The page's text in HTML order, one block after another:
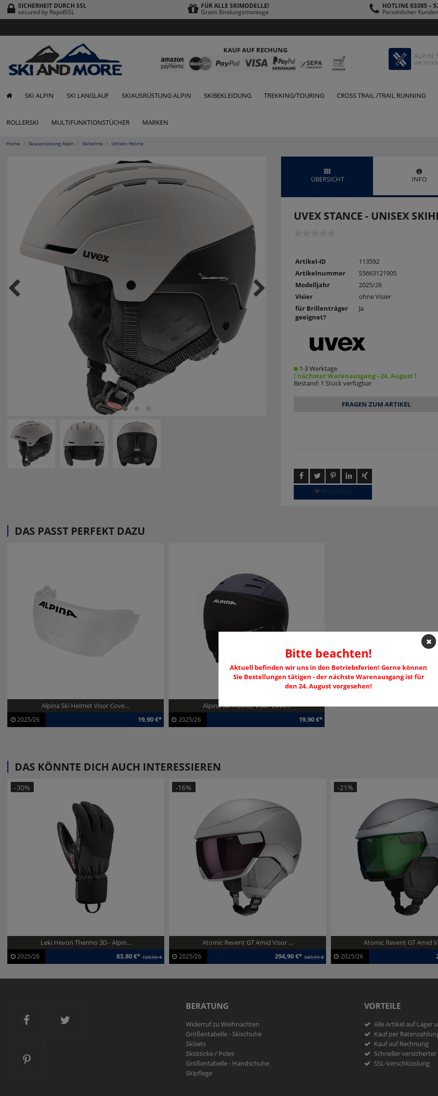
SICHERHEIT DURCH SSL
secured by RapidSSL
FÜR ALLE SKIMODELLE!
Gratis Bindungsmontage
HOTLINE 03385 –
Persönlicher
KAUF AUF RECHUNG
ALPIN
IHR
SKI ALPIN SKI LANGLAUF SKIAUSRÜSTUNG ALPIN SKIBEKLEIDUNG TREKKING/TOURING CROSS TRAIL /TRAIL RUNNING
ROLLERSKI MULTIFUNKTIONSTÜCHER MARKEN
Home Skiausrüstung Alpin Skihelme Unisex Helme
ÜBERSICHT INFO
UVEX STANCE - UNISEX
Artikel-ID
113592
Artikelnummer
S5663121905
Modelljahr
2025/26
Visier
ohne Visier
für Brillenträger
geeignet?
Ja
1-3 Werktage
! nächster Warenausgang - 24. August !
Bestand: 1 Stück verfügbar
FRAGEN ZUM ARTIKEL
Wunschliste
DAS PASST PERFEKT DAZU
Alpina Ski Helmet Visor Cove...
Artikel-ID:
112712
2025/26 19,90 €*
Alpina Ski Helmet Visor Cove...
Artikel-ID:
112231
2025/26 19,90 €*
DAS KÖNNTE DICH AUCH INTERESSIEREN
-30%
Leki Hevon Thermo 3D - Alpin...
2025/26 83,80 €* 120,00 €
-16%
Atomic Revent GT Amid Visor ...
2025/26 294,90 €* 349,99 €
-21%
Atomic Revent GT Amid
2025/26
Ski and More auf Facebook
Ski and More auf Twitter
Ski and More auf Pinterest
BERATUNG
Widerruf zu Weihnachten
Größentabelle - Skischuhe
Skisets
Skistöcke / Poles
Größentabelle - Handschuhe
Skipflege
VORTEILE
Alle Artikel auf Lager
Kauf per
Kauf auf Rechnung
Schneller
SSL-Verschlüsslung
Bitte beachten!
Aktuell befinden wir uns in den Betriebsferien! Gerne können
Sie Bestellungen tätigen - der nächste Warenausgang ist für
den 24. August vorgesehen!